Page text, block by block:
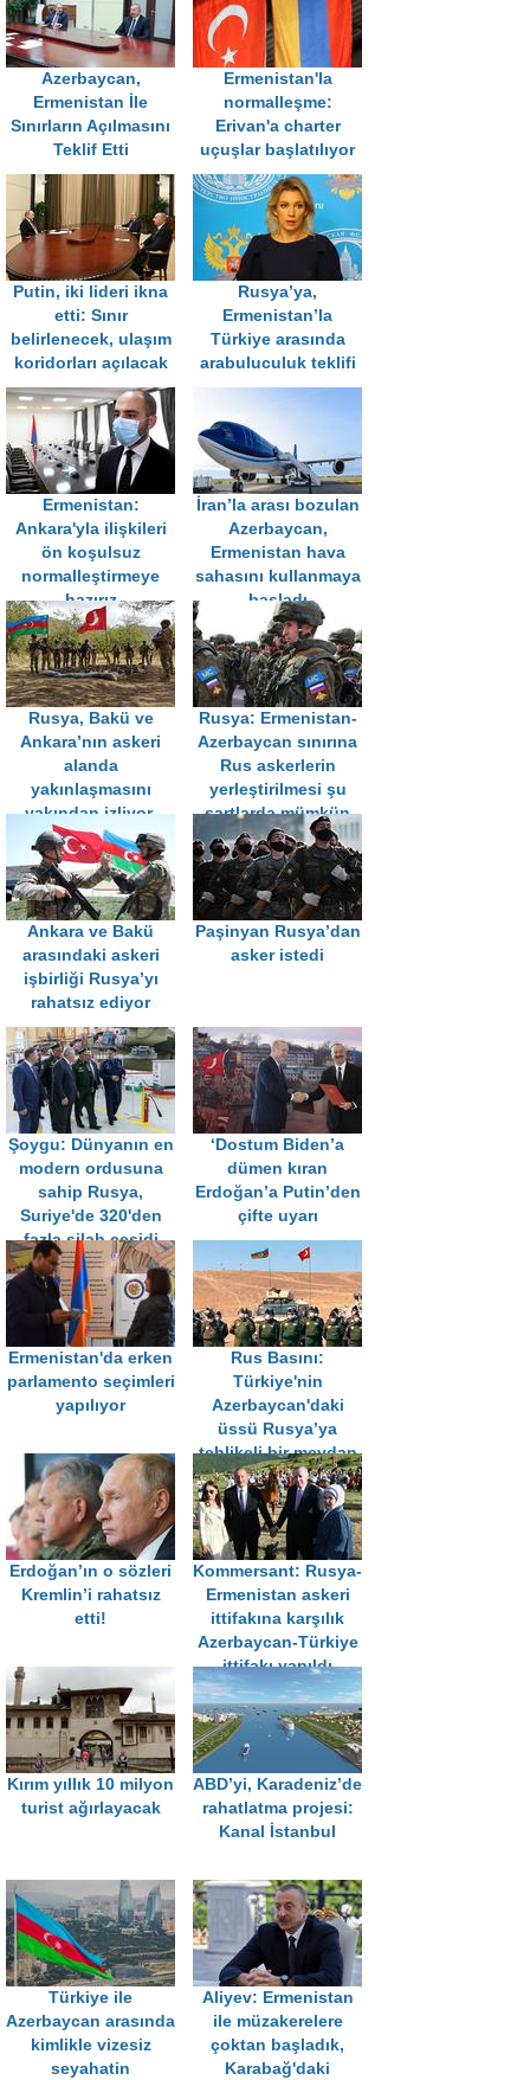
Azerbaycan,
Ermenistan İle
Sınırların Açılmasını
Teklif Etti
Ermenistan'la
normalleşme:
Erivan'a charter
uçuşlar başlatılıyor
Putin, iki lideri ikna
etti: Sınır
belirlenecek, ulaşım
koridorları açılacak
Rusya’ya,
Ermenistan’la
Türkiye arasında
arabuluculuk teklifi
Ermenistan:
Ankara'yla ilişkileri
ön koşulsuz
normalleştirmeye
hazırız
İran’la arası bozulan
Azerbaycan,
Ermenistan hava
sahasını kullanmaya
başladı
Rusya, Bakü ve
Ankara’nın askeri
alanda
yakınlaşmasını
yakından izliyor.
Rusya: Ermenistan-
Azerbaycan sınırına
Rus askerlerin
yerleştirilmesi şu
şartlarda mümkün
değil
Ankara ve Bakü
arasındaki askeri
işbirliği Rusya’yı
rahatsız ediyor
Paşinyan Rusya’dan
asker istedi
Şoygu: Dünyanın en
modern ordusuna
sahip Rusya,
Suriye'de 320'den
fazla silah çeşidi
denedi
‘Dostum Biden’a
dümen kıran
Erdoğan’a Putin’den
çifte uyarı
Ermenistan'da erken
parlamento seçimleri
yapılıyor
Rus Basını:
Türkiye'nin
Azerbaycan'daki
üssü Rusya’ya
tehlikeli bir meydan
okuma olacak
Erdoğan’ın o sözleri
Kremlin’i rahatsız
etti!
Kommersant: Rusya-
Ermenistan askeri
ittifakına karşılık
Azerbaycan-Türkiye
ittifakı yapıldı
Kırım yıllık 10 milyon
turist ağırlayacak
ABD’yi, Karadeniz’de
rahatlatma projesi:
Kanal İstanbul
Türkiye ile
Azerbaycan arasında
kimlikle vizesiz
seyahatin
Aliyev: Ermenistan
ile müzakerelere
çoktan başladık,
Karabağ'daki